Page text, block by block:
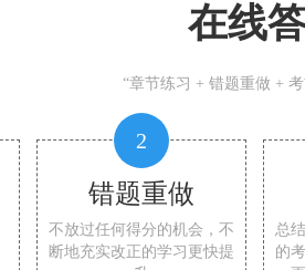
在线
“章节练习 + 错题重做 +
2
错题重做
不放过任何得分的机会，不
断地充实改正的学习更快提
总
的